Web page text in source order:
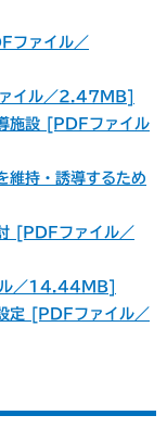
ファイル／
イル／2.47MB]
施設 [PDFファイル
持・誘導するため
[PDFファイル／
／14.44MB]
定 [PDFファイル／